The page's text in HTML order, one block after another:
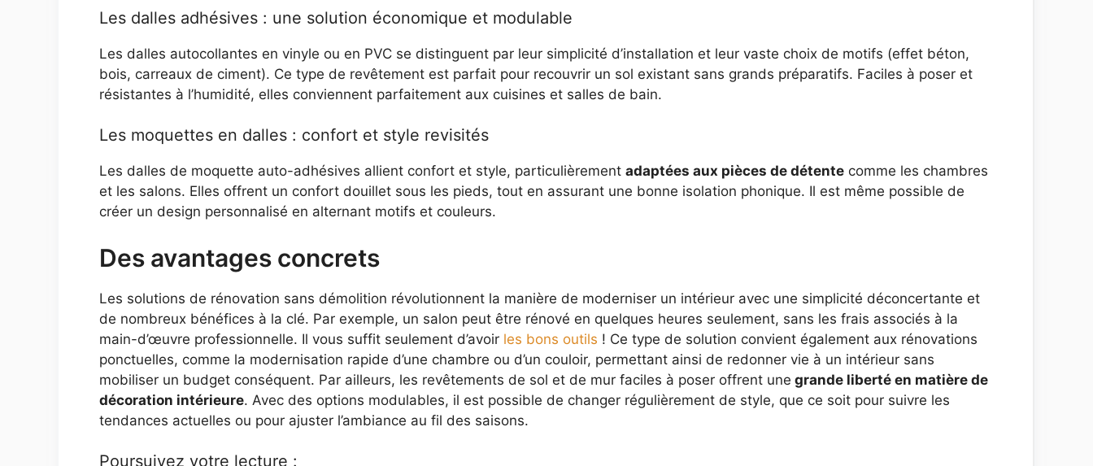
Les dalles adhésives : une solution économique et modulable
Les dalles autocollantes en vinyle ou en PVC se distinguent par leur simplicité d’installation et leur vaste choix de motifs (effet béton,
bois, carreaux de ciment). Ce type de revêtement est parfait pour recouvrir un sol existant sans grands préparatifs. Faciles à poser et
résistantes à l’humidité, elles conviennent parfaitement aux cuisines et salles de bain.
Les moquettes en dalles : confort et style revisités
Les dalles de moquette auto-adhésives allient confort et style, particulièrement adaptées aux pièces de détente comme les chambres
et les salons. Elles offrent un confort douillet sous les pieds, tout en assurant une bonne isolation phonique. Il est même possible de
créer un design personnalisé en alternant motifs et couleurs.
Des avantages concrets
Les solutions de rénovation sans démolition révolutionnent la manière de moderniser un intérieur avec une simplicité déconcertante et
de nombreux bénéfices à la clé. Par exemple, un salon peut être rénové en quelques heures seulement, sans les frais associés à la
main-d’œuvre professionnelle. Il vous suffit seulement d’avoir les bons outils ! Ce type de solution convient également aux rénovations
ponctuelles, comme la modernisation rapide d’une chambre ou d’un couloir, permettant ainsi de redonner vie à un intérieur sans
mobiliser un budget conséquent. Par ailleurs, les revêtements de sol et de mur faciles à poser offrent une grande liberté en matière de
décoration intérieure. Avec des options modulables, il est possible de changer régulièrement de style, que ce soit pour suivre les
tendances actuelles ou pour ajuster l’ambiance au fil des saisons.
Poursuivez votre lecture :